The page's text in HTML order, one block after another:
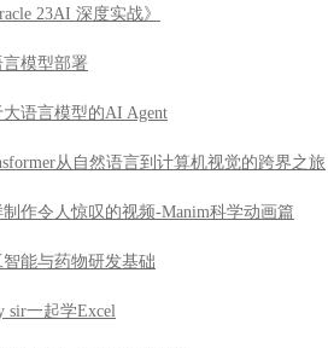
23AI 深度实战》
言模型部署
大语言模型的AI Agent
从自然语言到计算机视觉的跨界之旅
制作令人惊叹的视频-Manim科学动画篇
智能与药物研发基础
sir一起学Excel